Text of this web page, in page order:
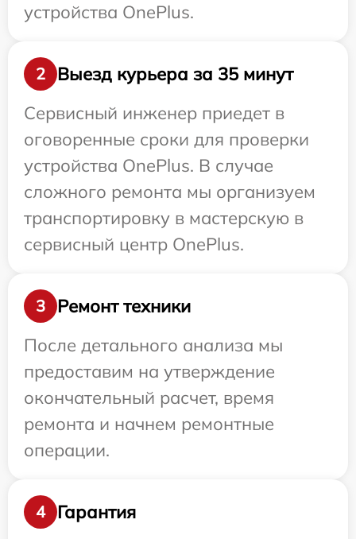
устройства OnePlus.
2
Выезд курьера за 35 минут
Сервисный инженер приедет в
оговоренные сроки для проверки
устройства OnePlus. В случае
сложного ремонта мы организуем
транспортировку в мастерскую в
сервисный центр OnePlus.
3
Ремонт техники
После детального анализа мы
предоставим на утверждение
окончательный расчет, время
ремонта и начнем ремонтные
операции.
4
Гарантия